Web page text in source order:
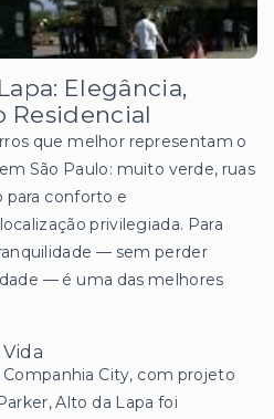
Elegância,
Residencial
que melhor representam o
São Paulo: muito verde, ruas
para conforto e
privilegiada. Para
— sem perder
— é uma das melhores
Companhia City, com projeto
Alto da Lapa foi